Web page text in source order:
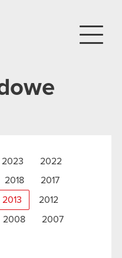
2023
2022
2018 2017
2013 2012
2008
2007